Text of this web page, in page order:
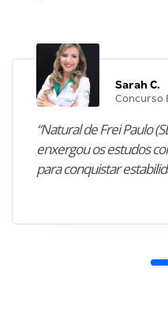
Sarah C.
Concurso
“Natural de Frei Paulo
enxergou os estudos
para conquistar